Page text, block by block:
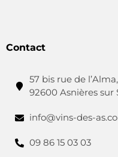
Contact
57 bis rue de l’Alma,
92600 Asnières sur
info@vins-des-
09 86 15 03 03